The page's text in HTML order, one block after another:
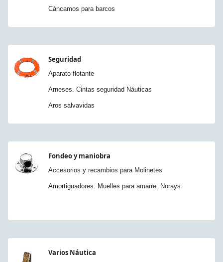
Cáncamos para barcos
Seguridad
Aparato flotante
Arneses. Cintas seguridad Náuticas
Aros salvavidas
Fondeo y maniobra
Accesorios y recambios para Molinetes
Amortiguadores. Muelles para amarre. Norays
Varios Náutica